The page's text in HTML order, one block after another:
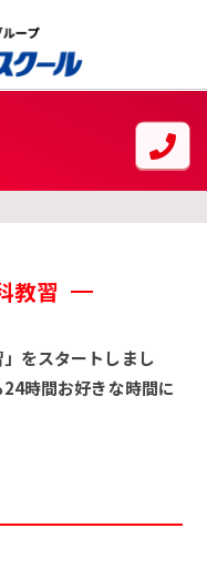
教習
をスタートしまし
時間お好きな時間に